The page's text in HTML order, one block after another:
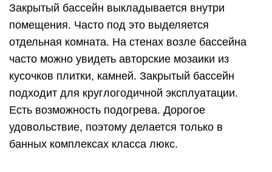
Закрытый бассейн выкладывается внутри
помещения. Часто под это выделяется
отдельная комната. На стенах возле бассейна
часто можно увидеть авторские мозаики из
кусочков плитки, камней. Закрытый бассейн
подходит для круглогодичной эксплуатации.
Есть возможность подогрева. Дорогое
удовольствие, поэтому делается только в
банных комплексах класса люкс.